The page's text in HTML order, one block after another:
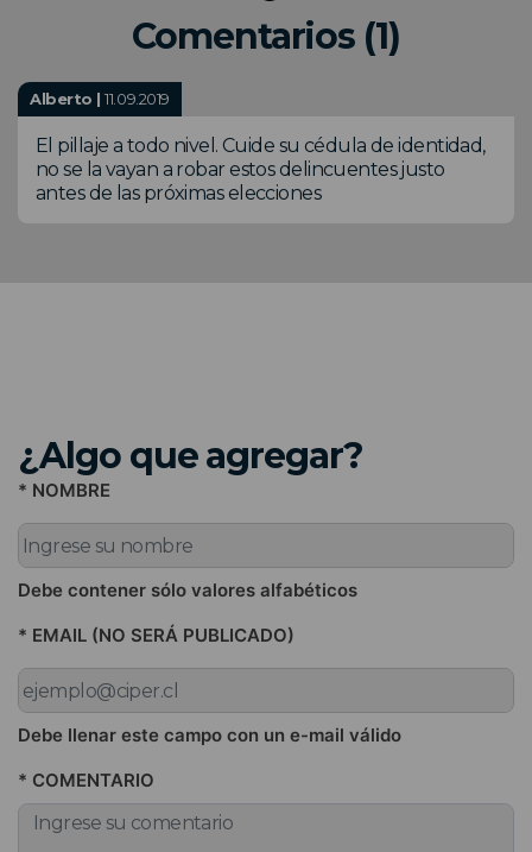
Comentarios (1)
Alberto |11.09.2019
El pillaje a todo nivel. Cuide su cédula de identidad,
no se la vayan a robar estos delincuentes justo
antes de las próximas elecciones
¿Algo que agregar?
* NOMBRE
Debe contener sólo valores alfabéticos
* EMAIL (NO SERÁ PUBLICADO)
Debe llenar este campo con un e-mail válido
* COMENTARIO